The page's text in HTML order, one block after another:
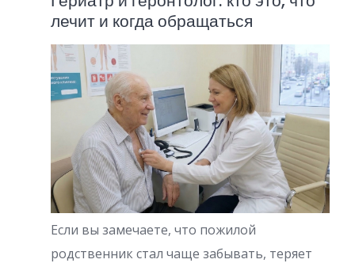
лечит и когда обращаться
Если вы замечаете, что пожилой
родственник стал чаще забывать, теряет